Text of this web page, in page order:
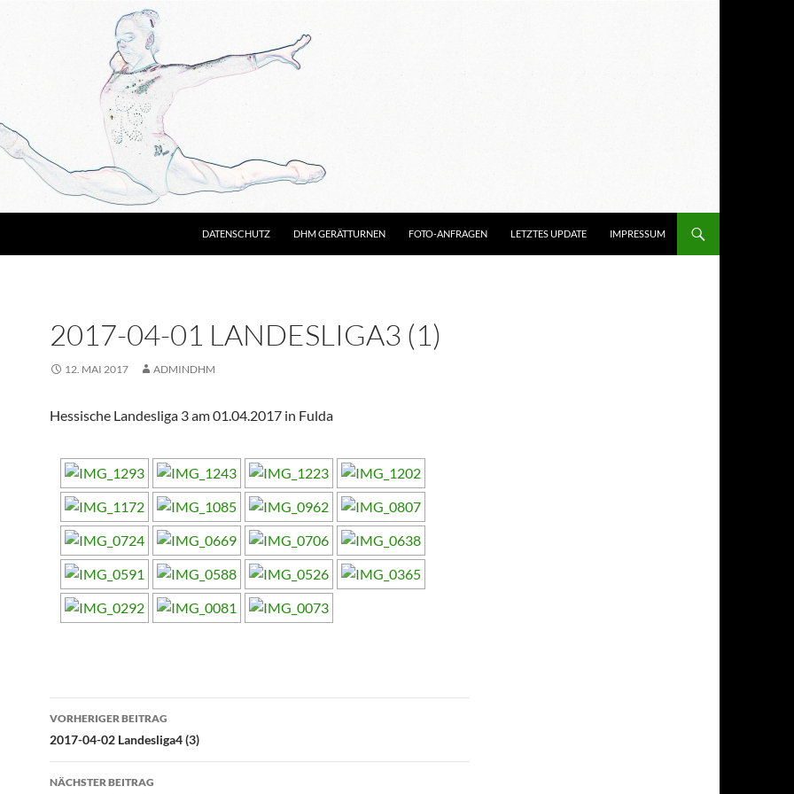
DATENSCHUTZ DHM GERÄTTURNEN FOTO-ANFRAGEN LETZTES UPDATE IMPRESSUM
2017-04-01 LANDESLIGA3 (1)
12. MAI 2017 ADMINDHM
Hessische Landesliga 3 am 01.04.2017 in Fulda
Beitragsnavigation
VORHERIGER BEITRAG
2017-04-02 Landesliga4 (3)
NÄCHSTER BEITRAG